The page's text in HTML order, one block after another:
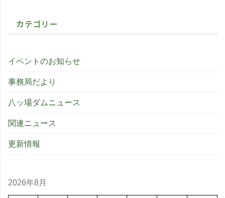
カテゴリー
イベントのお知らせ
事務局だより
八ッ場ダムニュース
関連ニュース
更新情報
2026年8月